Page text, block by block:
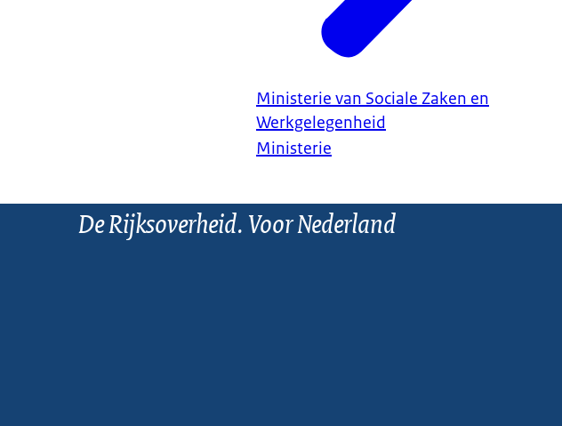
Ministerie van Sociale Zaken en
Werkgelegenheid
Ministerie
De Rijksoverheid. Voor Nederland